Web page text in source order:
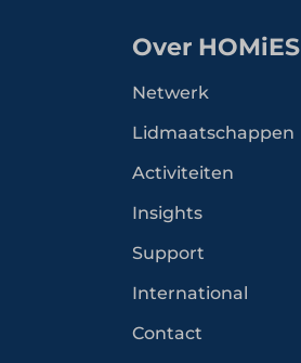
Over HOMiES
Netwerk
Lidmaatschappen
Activiteiten
Insights
Support
International
Contact